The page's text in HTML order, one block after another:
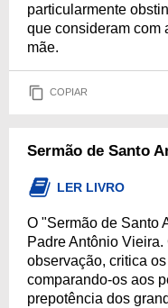
particularmente
que consideram com
mãe.
COPIAR
Sermão de Santo
LER LIVRO
O "Sermão de Santo
Padre Antônio
observação, critica
comparando-os aos
prepotência dos